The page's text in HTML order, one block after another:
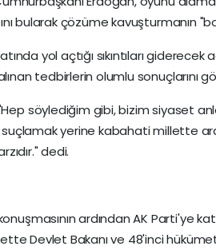
bularak çözüme kavuşturmanın
yol açtığı sıkıntıları giderecek
tedbirlerin olumlu sonuçlarını
söylediğim gibi, bizim siyaset
yerine kabahati millette
dedi.
ardından AK Parti'ye
Devlet Bakanı ve 48'inci